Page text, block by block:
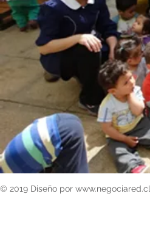
© 2019 Diseño por www.negociared.cl